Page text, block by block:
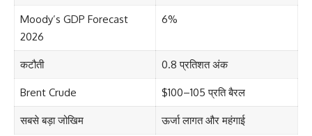
Moody’s GDP Forecast
2026
6%
कटौती 0.8 प्रतिशत अंक
Brent Crude $100–105 प्रति बैरल
सबसे बड़ा जोखिम ऊर्जा लागत और महंगाई